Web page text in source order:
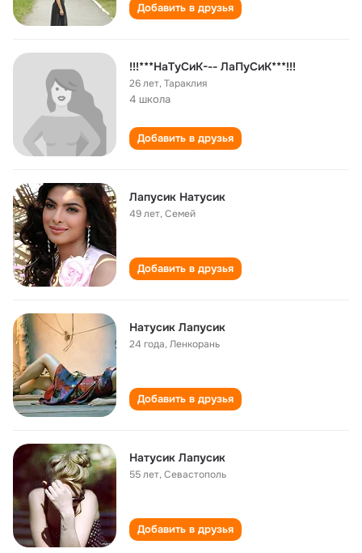
Добавить в друзья
!!!***НаТуСиК--- ЛаПуСиК***!!!
26 лет,Тараклия
4 школа
Добавить в друзья
Лапусик Натусик
49 лет,Семей
Добавить в друзья
Натусик Лапусик
24 года,Ленкорань
Добавить в друзья
Натусик Лапусик
55 лет,Севастополь
Добавить в друзья